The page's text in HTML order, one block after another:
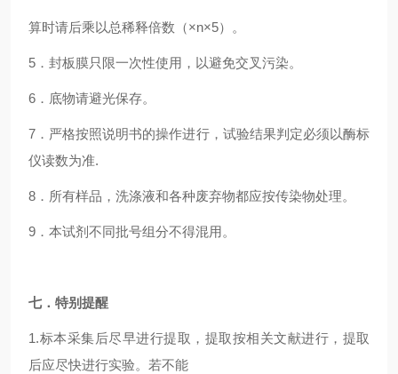
算时请后乘以总稀释倍数（×n×5）。
5．封板膜只限一次性使用，以避免交叉污染。
6．底物请避光保存。
7．严格按照说明书的操作进行，试验结果判定必须以酶标
仪读数为准.
8．所有样品，洗涤液和各种废弃物都应按传染物处理。
9．本试剂不同批号组分不得混用。
七．特别提醒
1.标本采集后尽早进行提取，提取按相关文献进行，提取
后应尽快进行实验。若不能